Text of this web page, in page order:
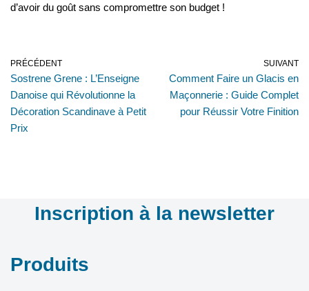
d’avoir du goût sans compromettre son budget !
PRÉCÉDENT
Sostrene Grene : L’Enseigne
Danoise qui Révolutionne la
Décoration Scandinave à Petit
Prix
SUIVANT
Comment Faire un Glacis en
Maçonnerie : Guide Complet
pour Réussir Votre Finition
Inscription à la newsletter
Produits